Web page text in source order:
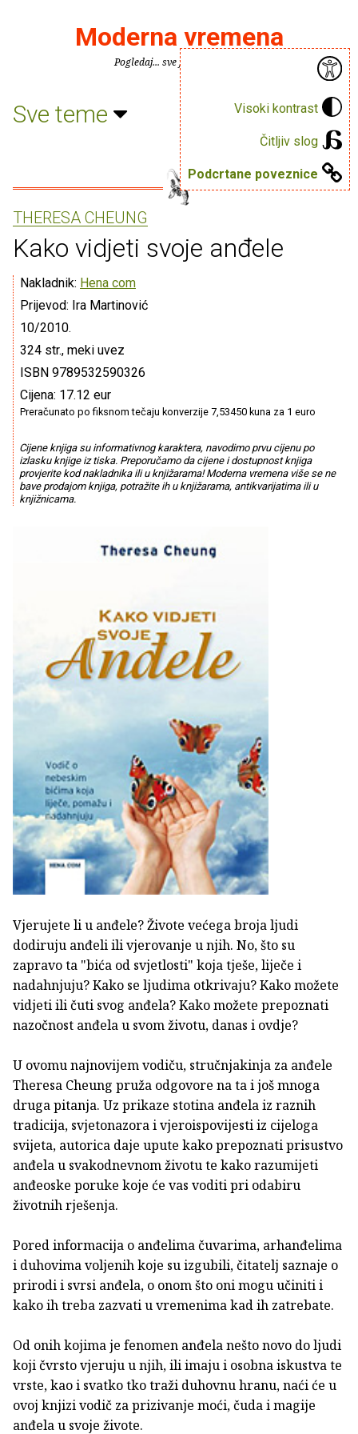
Visoki kontrast
Čitljiv slog
Podcrtane poveznice
Moderna vremena
Pogledaj... sve je puno knjiga.
Sve teme
THERESA CHEUNG
Kako vidjeti svoje anđele
Nakladnik: Hena com
Prijevod: Ira Martinović
10/2010.
324 str., meki uvez
ISBN 9789532590326
Cijena: 17.12 eur
Preračunato po fiksnom tečaju konverzije 7,53450 kuna za 1 euro
Cijene knjiga su informativnog karaktera, navodimo prvu cijenu po
izlasku knjige iz tiska. Preporučamo da cijene i dostupnost knjiga
provjerite kod nakladnika ili u knjižarama! Moderna vremena više se ne
bave prodajom knjiga, potražite ih u knjižarama, antikvarijatima ili u
knjižnicama.
Vjerujete li u anđele? Živote većega broja ljudi
dodiruju anđeli ili vjerovanje u njih. No, što su
zapravo ta "bića od svjetlosti" koja tješe, liječe i
nadahnjuju? Kako se ljudima otkrivaju? Kako možete
vidjeti ili čuti svog anđela? Kako možete prepoznati
nazočnost anđela u svom životu, danas i ovdje?
U ovomu najnovijem vodiču, stručnjakinja za anđele
Theresa Cheung pruža odgovore na ta i još mnoga
druga pitanja. Uz prikaze stotina anđela iz raznih
tradicija, svjetonazora i vjeroispovijesti iz cijeloga
svijeta, autorica daje upute kako prepoznati prisustvo
anđela u svakodnevnom životu te kako razumijeti
anđeoske poruke koje će vas voditi pri odabiru
životnih rješenja.
Pored informacija o anđelima čuvarima, arhanđelima
i duhovima voljenih koje su izgubili, čitatelj saznaje o
prirodi i svrsi anđela, o onom što oni mogu učiniti i
kako ih treba zazvati u vremenima kad ih zatrebate.
Od onih kojima je fenomen anđela nešto novo do ljudi
koji čvrsto vjeruju u njih, ili imaju i osobna iskustva te
vrste, kao i svatko tko traži duhovnu hranu, naći će u
ovoj knjizi vodič za prizivanje moći, čuda i magije
anđela u svoje živote.